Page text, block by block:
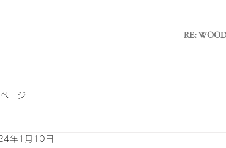
RE:
ージ
年1月10日